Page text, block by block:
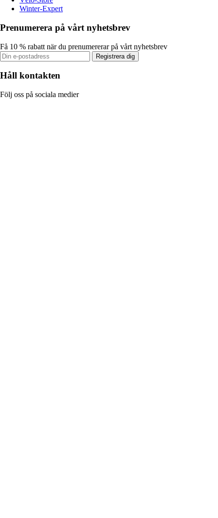
Winter-Expert
Prenumerera på vårt nyhetsbrev
Få 10 % rabatt när du prenumererar på vårt nyhetsbrev
Registrera dig
Håll kontakten
Följ oss på sociala medier